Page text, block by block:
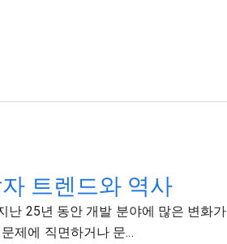
트렌드와 역사
난 25년 동안 개발 분야에 많은 변화가
제에 직면하거나 문...